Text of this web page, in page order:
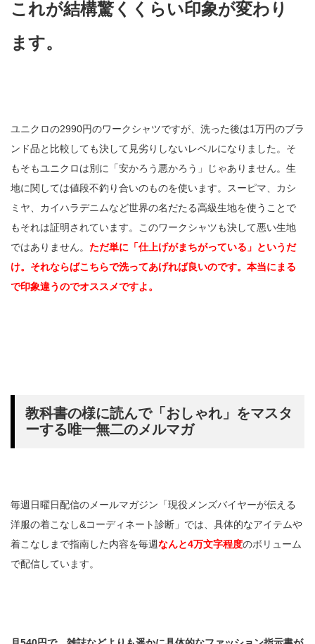
これが結構驚くくらい印象が変わり
ます。
ユニクロの2990円のワークシャツですが、洗った後は1万円のブラ
ンド品と比較しても決して見劣りしないレベルになりました。そ
もそもユニクロは別に「安かろう悪かろう」じゃありません。生
地に関しては値段不釣り合いのものを使います。スーピマ、カシ
ミヤ、カイハラデニムなど世界の名だたる高級生地を使うことで
もそれは証明されています。このワークシャツも決して悪い生地
ではありません。 ただ単に「仕上げがまちがっている」というだ
け。それならばこちらで洗ってあげれば良いのです。本当にまる
で印象違うのでオススメですよ。
教科書の様に読んで「おしゃれ」をマスタ
ーする唯一無二のメルマガ
毎週日曜日配信のメールマガジン「現役メンズバイヤーが伝える
洋服の着こなし&コーディネート診断」では、具体的なアイテムや
着こなしまで指南した内容を毎週なんと4万文字程度のボリューム
で配信しています。